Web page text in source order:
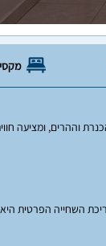
וההרים, ומציעה
לא תצטרכו לדאוג לפרטיות שלכם,